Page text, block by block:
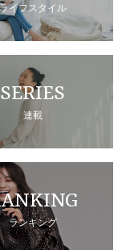
イフスタイル
SERIES
連載
ランキング